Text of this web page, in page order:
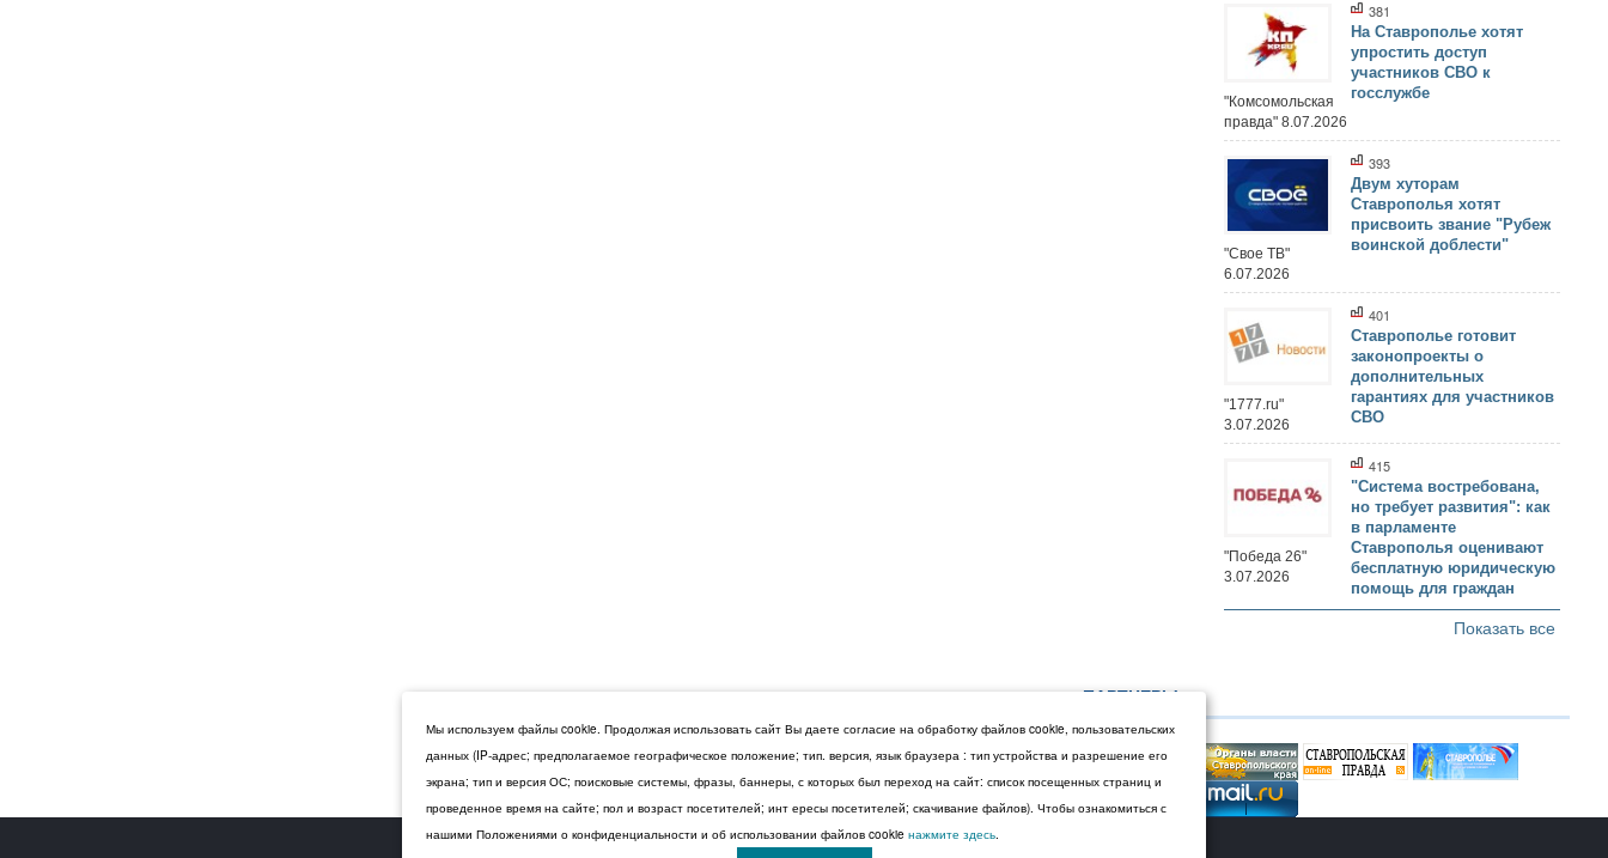
381
На Ставрополье хотят
упростить доступ
участников СВО к
госслужбе
"Комсомольская
правда" 8.07.2026
393
Двум хуторам
Ставрополья хотят
присвоить звание "Рубеж
воинской доблести"
"Свое ТВ"
6.07.2026
401
Ставрополье готовит
законопроекты о
дополнительных
гарантиях для участников
СВО
"1777.ru"
3.07.2026
415
"Система востребована,
но требует развития": как
в парламенте
Ставрополья оценивают
бесплатную юридическую
помощь для граждан
"Победа 26"
3.07.2026
Показать все
ПАРТНЕРЫ
© 2026 Дума Ставропольского края.
Мы используем файлы cookie. Продолжая использовать сайт Вы даете согласие на обработку файлов cookie, пользовательских
данных (IP-адрес; предполагаемое географическое положение; тип. версия, язык браузера : тип устройства и разрешение его
экрана; тип и версия ОС; поисковые системы, фразы, баннеры, с которых был переход на сайт: список посещенных страниц и
проведенное время на сайте; пол и возраст посетителей; инт ересы посетителей; скачивание файлов). Чтобы ознакомиться с
нашими Положениями о конфиденциальности и об использовании файлов cookie нажмите здесь.